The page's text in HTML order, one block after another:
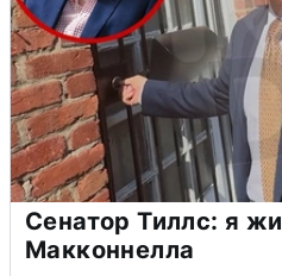
Сенатор Тиллс: я
Макконнелла